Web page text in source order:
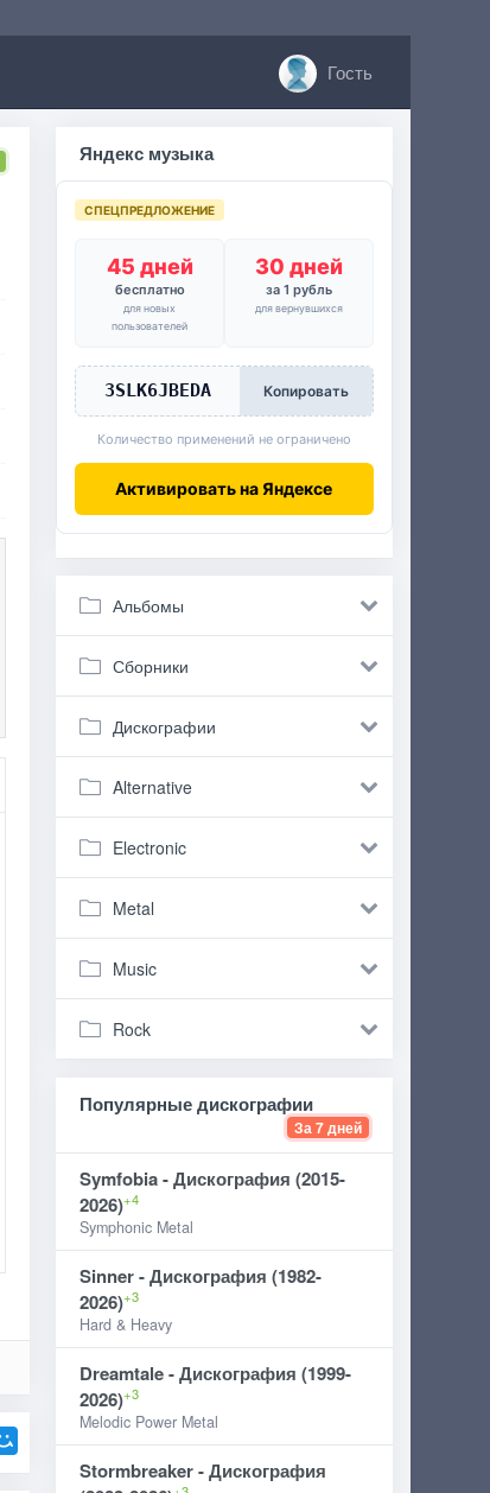
Гость
Яндекс музыка
СПЕЦПРЕДЛОЖЕНИЕ
45 дней
бесплатно
для новых
пользователей
30 дней
за 1 рубль
для вернувшихся
3SLK6JBEDA Копировать
Количество применений не ограничено
Активировать на Яндексе
Альбомы
Сборники
Дискографии
Alternative
Electronic
Metal
Music
Rock
Популярные дискографии
За 7 дней
Symfobia - Дискография (2015-
2026)+4
Symphonic Metal
Sinner - Дискография (1982-
2026)+3
Hard & Heavy
Dreamtale - Дискография (1999-
2026)+3
Melodic Power Metal
Stormbreaker - Дискография